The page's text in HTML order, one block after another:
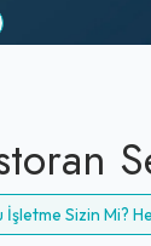
İşletme Sizin Mi?